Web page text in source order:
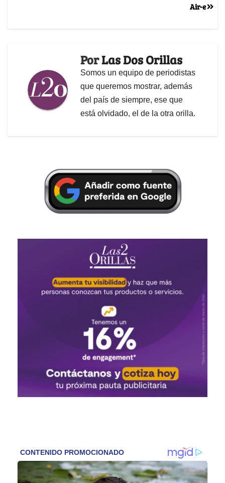
Air-e
PorLas Dos Orillas
Somos un equipo de periodistas
que queremos mostrar, además
del país de siempre, ese que
está olvidado, el de la otra orilla.